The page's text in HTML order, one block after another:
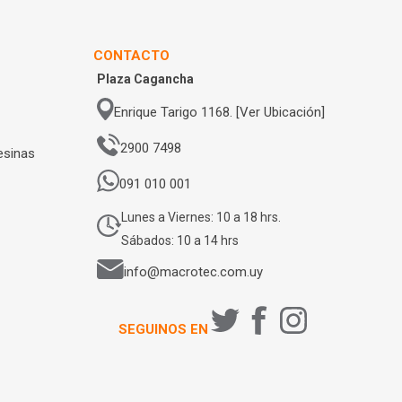
CONTACTO
Plaza Cagancha
Enrique Tarigo 1168. [Ver Ubicación]
2900 7498
091 010 001
Lunes a Viernes: 10 a 18 hrs.
Sábados: 10 a 14 hrs
info@macrotec.com.uy
SEGUINOS EN